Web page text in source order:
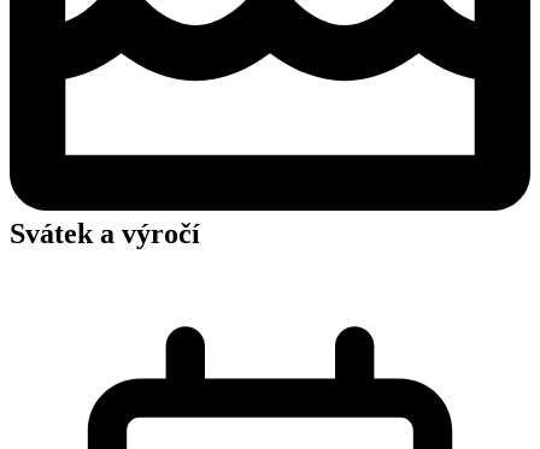
Svátek a výročí